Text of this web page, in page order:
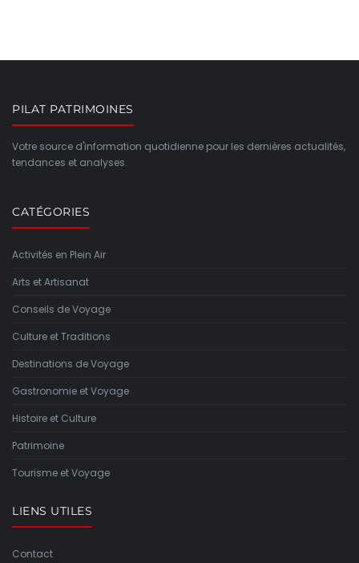
PILAT PATRIMOINES
Votre source d'information quotidienne pour les dernières actualités,
tendances et analyses.
CATÉGORIES
Activités en Plein Air
Arts et Artisanat
Conseils de Voyage
Culture et Traditions
Destinations de Voyage
Gastronomie et Voyage
Histoire et Culture
Patrimoine
Tourisme et Voyage
LIENS UTILES
Contact